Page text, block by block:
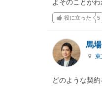
よそのことがわ
役に立った 5
馬
どのような契